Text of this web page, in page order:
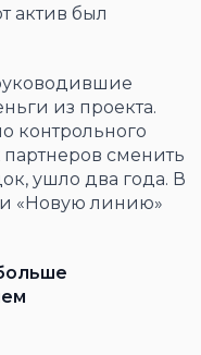
актив был
из проекта.
контрольного
партнеров сменить
ушло два года. В
«Новую линию»